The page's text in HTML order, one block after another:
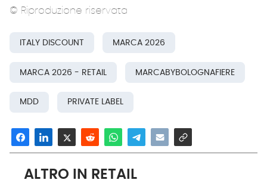
© Riproduzione riservata
ITALY DISCOUNT MARCA 2026
MARCA 2026 - RETAIL MARCABYBOLOGNAFIERE
MDD PRIVATE LABEL
ALTRO IN RETAIL